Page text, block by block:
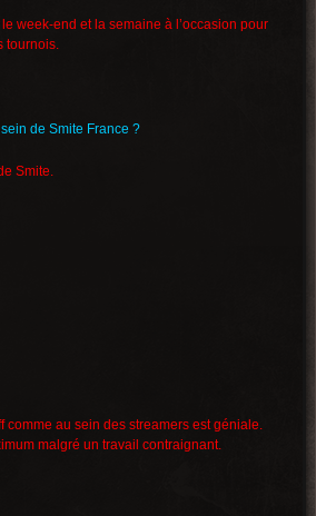
week-end et la semaine à l’occasion pour
tournois.
de Smite France ?
Smite.
comme au sein des streamers est géniale.
malgré un travail contraignant.